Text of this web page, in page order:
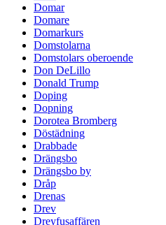
Domar
Domare
Domarkurs
Domstolarna
Domstolars oberoende
Don DeLillo
Donald Trump
Doping
Dopning
Dorotea Bromberg
Döstädning
Drabbade
Drängsbo
Drängsbo by
Dråp
Drenas
Drev
Dreyfusaffären